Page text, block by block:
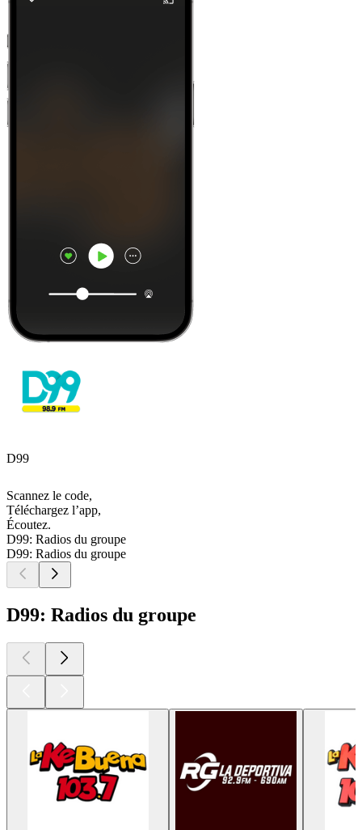
D99
Scannez le code,
Téléchargez l’app,
Écoutez.
D99: Radios du groupe
D99: Radios du groupe
D99: Radios du groupe